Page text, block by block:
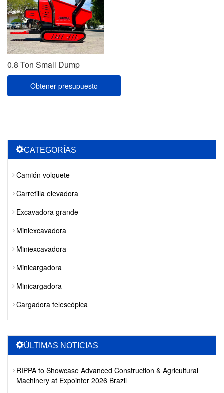
0.8 Ton Small Dump
Obtener presupuesto
CATEGORÍAS
Camión volquete
Carretilla elevadora
Excavadora grande
Miniexcavadora
Miniexcavadora
Minicargadora
Minicargadora
Cargadora telescópica
ÚLTIMAS NOTICIAS
RIPPA to Showcase Advanced Construction & Agricultural
Machinery at Expointer 2026 Brazil